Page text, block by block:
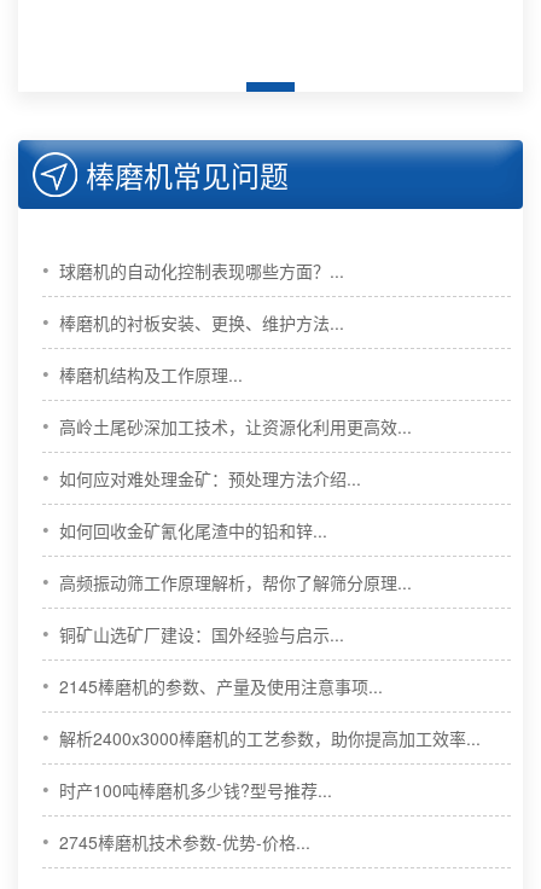
棒磨机常见问题
• 球磨机的自动化控制表现哪些方面？...
• 棒磨机的衬板安装、更换、维护方法...
• 棒磨机结构及工作原理...
• 高岭土尾砂深加工技术，让资源化利用更高效...
• 如何应对难处理金矿：预处理方法介绍...
• 如何回收金矿氰化尾渣中的铅和锌...
• 高频振动筛工作原理解析，帮你了解筛分原理...
• 铜矿山选矿厂建设：国外经验与启示...
• 2145棒磨机的参数、产量及使用注意事项...
• 解析2400x3000棒磨机的工艺参数，助你提高加工效率...
• 时产100吨棒磨机多少钱?型号推荐...
• 2745棒磨机技术参数-优势-价格...